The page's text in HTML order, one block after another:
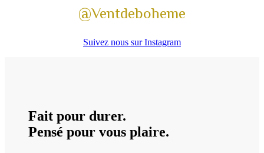
@Ventdeboheme
Suivez nous sur Instagram
Fait pour durer.
Pensé pour vous plaire.